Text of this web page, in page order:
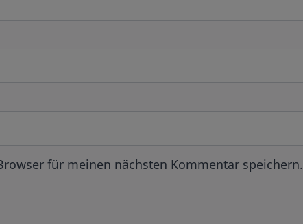
für meinen nächsten Kommentar speichern.